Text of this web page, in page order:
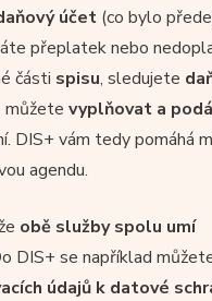
účet (co bylo
přeplatek nebo
části spisu, sledujete
můžete vyplňovat a
DIS+ vám tedy pomáhá
agendu.
obě služby spolu umí
DIS+ se například
údajů k datové